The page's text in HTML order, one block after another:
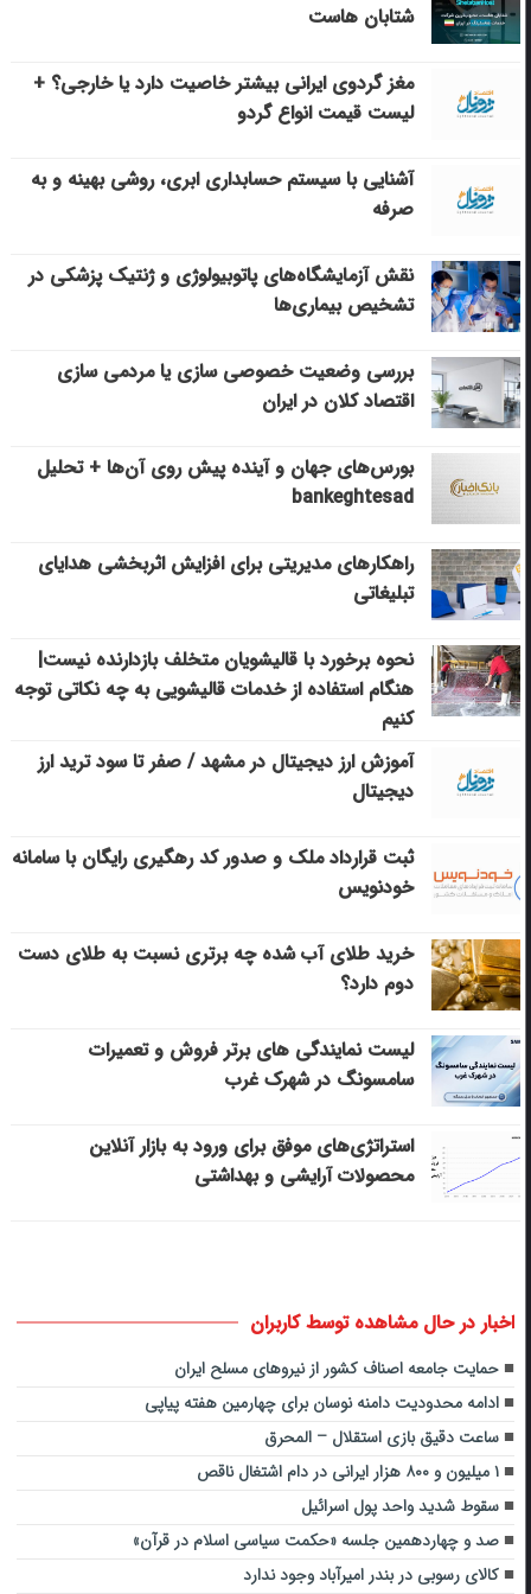
شتابان هاست
مغز گردوی ایرانی بیشتر خاصیت دارد یا خارجی؟ +
لیست قیمت انواع گردو
آشنایی با سیستم حسابداری ابری، روشی بهینه و به
صرفه
نقش آزمایشگاه‌های پاتوبیولوژی و ژنتیک پزشکی در
تشخیص بیماری‌ها
بررسی وضعیت خصوصی سازی یا مردمی سازی
اقتصاد کلان در ایران
بورس‌های جهان و آینده پیش روی آن‌ها + تحلیل
bankeghtesad
راهکارهای مدیریتی برای افزایش اثربخشی هدایای
تبلیغاتی
نحوه برخورد با قالیشویان متخلف بازدارنده نیست|
هنگام استفاده از خدمات قالیشویی به چه نکاتی توجه
کنیم
آموزش ارز دیجیتال در مشهد / صفر تا سود ترید ارز
دیجیتال
ثبت قرارداد ملک و صدور کد رهگیری رایگان با سامانه
خودنویس
خرید طلای آب شده چه برتری نسبت به طلای دست
دوم دارد؟
لیست نمایندگی های برتر فروش و تعمیرات
سامسونگ در شهرک غرب
استراتژی‌های موفق برای ورود به بازار آنلاین
محصولات آرایشی و بهداشتی
اخبار در حال مشاهده توسط کاربران
حمایت جامعه اصناف کشور از نیروهای مسلح ایران
ادامه محدودیت دامنه نوسان برای چهارمین هفته پیاپی
ساعت دقیق بازی استقلال – المحرق
سقوط شدید واحد پول اسرائیل
صد و چهاردهمین جلسه «حکمت سیاسی اسلام در قرآن»
کالای رسوبی در بندر امیرآباد وجود ندارد